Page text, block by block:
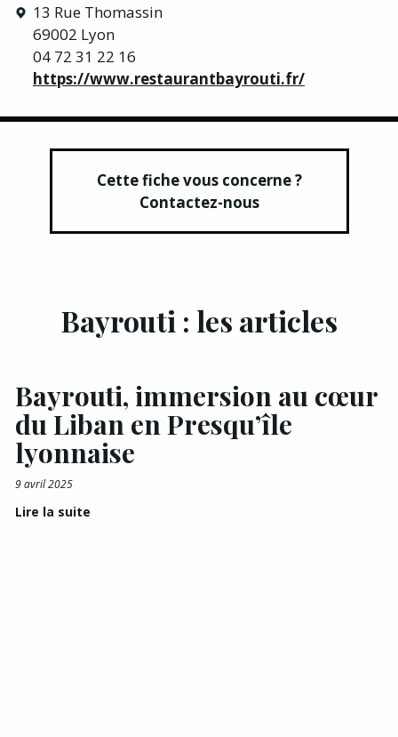
13 Rue Thomassin
69002 Lyon
04 72 31 22 16
https://www.restaurantbayrouti.fr/
Cette fiche vous concerne ?
Contactez-nous
Bayrouti : les articles
Bayrouti, immersion au cœur
du Liban en Presqu’île
lyonnaise
9 avril 2025
Lire la suite